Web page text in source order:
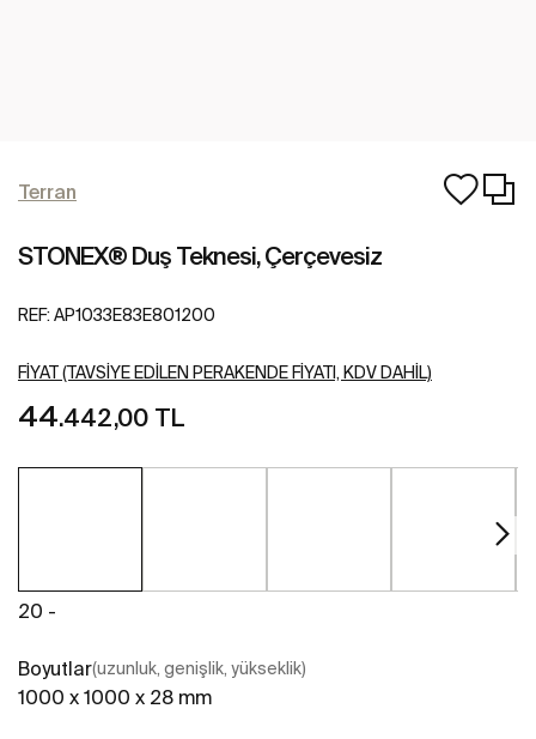
Terran
STONEX® Duş Teknesi, Çerçevesiz
REF: AP1033E83E801200
FIYAT (TAVSIYE EDILEN PERAKENDE FIYATI, KDV DAHIL)
44.442,00 TL
20 -
Boyutlar(uzunluk, genişlik, yükseklik)
1000 x 1000 x 28 mm